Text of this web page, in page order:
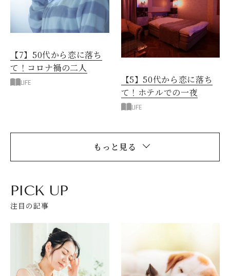
【7】50代から恋に落ち
て！コロナ禍の二人
LIFE
【5】50代から恋に落ち
て！ホテルでの一夜
LIFE
もっと見る
PICK UP
注目の記事